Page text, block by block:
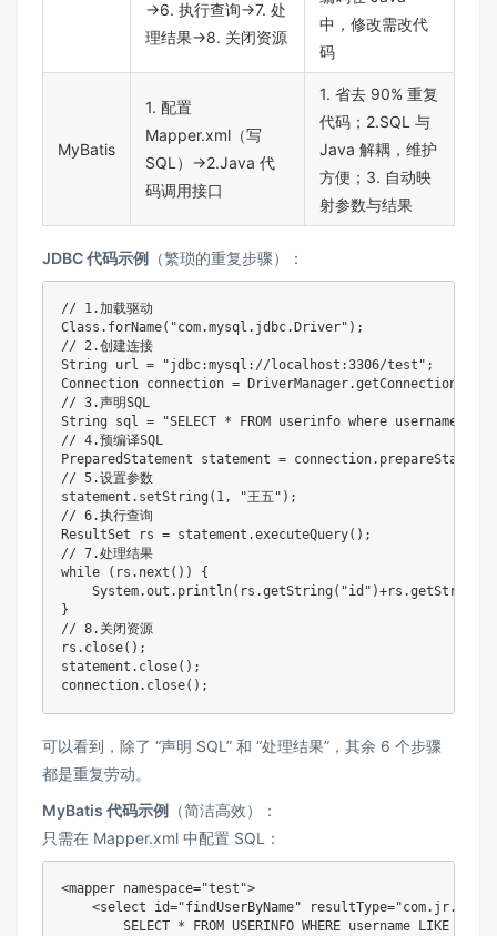
→6. 执行查询→7. 处
理结果→8. 关闭资源
中，修改需改代
码
MyBatis
1. 配置
Mapper.xml（写
SQL）→2.Java 代
码调用接口
1. 省去 90% 重复
代码；2.SQL 与
Java 解耦，维护
方便；3. 自动映
射参数与结果
JDBC 代码示例 （繁琐的重复步骤）：
// 1.加载驱动
Class.forName("com.mysql.jdbc.Driver");
// 2.创建连接
String url = "jdbc:mysql://localhost:3306/test";
Connection connection =
// 3.声明SQL
String sql = "SELECT * FROM userinfo where username= ?
// 4.预编译SQL
PreparedStatement statement =
// 5.设置参数
statement.setString(1, "王五");
// 6.执行查询
ResultSet rs = statement.executeQuery();
// 7.处理结果
while (rs.next()) {
}
// 8.关闭资源
rs.close();
statement.close();
可以看到，除了 “声明 SQL” 和 “处理结果”，其余 6 个步骤
都是重复劳动。
MyBatis 代码示例 （简洁高效）：
只需在 Mapper.xml 中配置 SQL：
<mapper namespace="test">
<select id="findUserByName"
SELECT * FROM USERINFO WHERE username LIKE